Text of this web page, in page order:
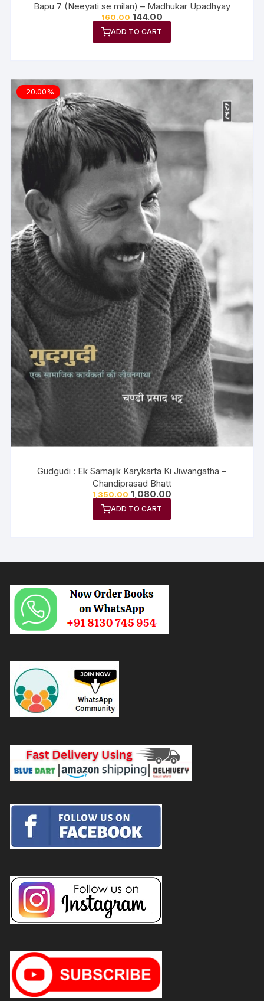
Bapu 7 (Neeyati se milan) – Madhukar Upadhyay
160.00 144.00
ADD TO CART
-20.00%
Gudgudi : Ek Samajik Karykarta Ki Jiwangatha –
Chandiprasad Bhatt
1,350.00 1,080.00
ADD TO CART